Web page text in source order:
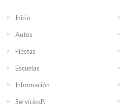
Inicio
Autos
Fiestas
Escuelas
Información
ServiciosP.